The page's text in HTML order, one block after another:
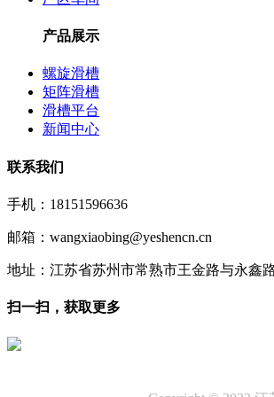
产品展示
螺旋滑槽
矩阵滑槽
滑槽平台
新闻中心
联系我们
手机：18151596636
邮箱：wangxiaobing@yeshencn.cn
地址：江苏省苏州市常熟市王金路与永鑫
扫一扫，获取更多